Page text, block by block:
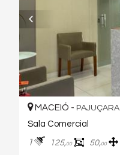
MACEIÓ - PAJUÇARA
Sala Comercial
1 125,00 50,00